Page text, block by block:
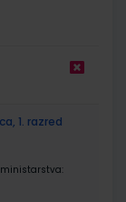
1. razred